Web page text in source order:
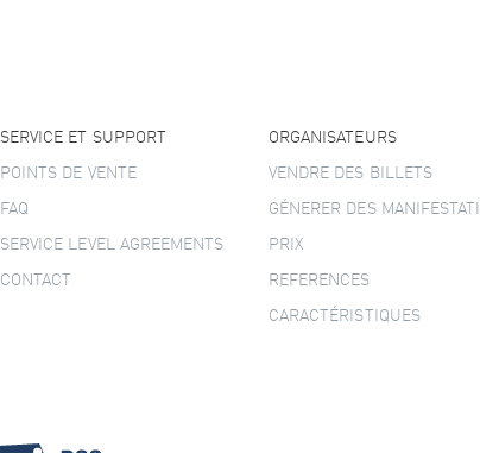
SERVICE ET SUPPORT
POINTS DE VENTE
FAQ
SERVICE LEVEL AGREEMENTS
CONTACT
ORGANISATEURS
VENDRE DES BILLETS
GÉNERER DES
PRIX
REFERENCES
CARACTÉRISTIQUES